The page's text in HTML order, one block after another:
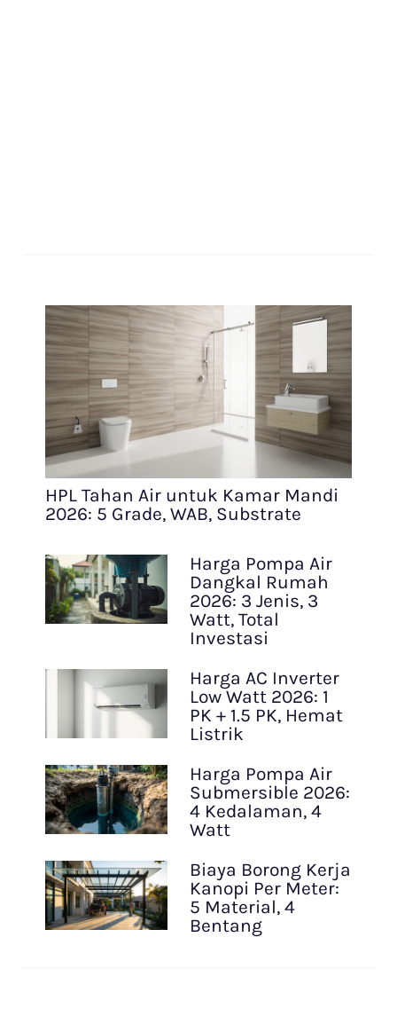
HPL Tahan Air untuk Kamar Mandi
2026: 5 Grade, WAB, Substrate
Harga Pompa Air
Dangkal Rumah
2026: 3 Jenis, 3
Watt, Total
Investasi
Harga AC Inverter
Low Watt 2026: 1
PK + 1.5 PK, Hemat
Listrik
Harga Pompa Air
Submersible 2026:
4 Kedalaman, 4
Watt
Biaya Borong Kerja
Kanopi Per Meter:
5 Material, 4
Bentang